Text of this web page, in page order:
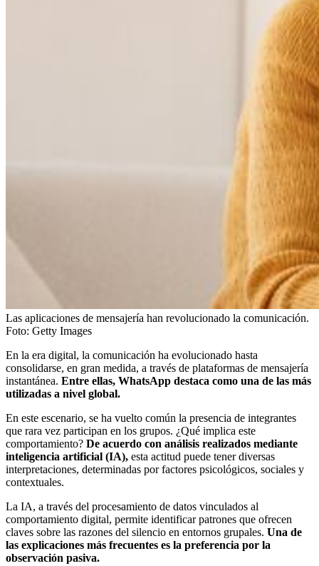
Las aplicaciones de mensajería han revolucionado la comunicación.
Foto: Getty Images
En la era digital, la comunicación ha evolucionado hasta
consolidarse, en gran medida, a través de plataformas de mensajería
instantánea. Entre ellas, WhatsApp destaca como una de las más
utilizadas a nivel global.
En este escenario, se ha vuelto común la presencia de integrantes
que rara vez participan en los grupos. ¿Qué implica este
comportamiento? De acuerdo con análisis realizados mediante
inteligencia artificial (IA), esta actitud puede tener diversas
interpretaciones, determinadas por factores psicológicos, sociales y
contextuales.
La IA, a través del procesamiento de datos vinculados al
comportamiento digital, permite identificar patrones que ofrecen
claves sobre las razones del silencio en entornos grupales. Una de
las explicaciones más frecuentes es la preferencia por la
observación pasiva.